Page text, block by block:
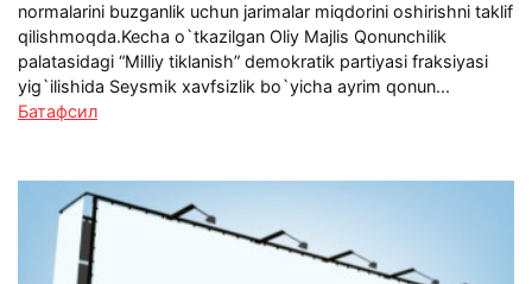
normalarini buzganlik uchun jarimalar miqdorini oshirishni taklif
qilishmoqda.Kecha o`tkazilgan Oliy Majlis Qonunchilik
palatasidagi “Milliy tiklanish” demokratik partiyasi fraksiyasi
yig`ilishida Seysmik xavfsizlik bo`yicha ayrim qonun...
Батафсил